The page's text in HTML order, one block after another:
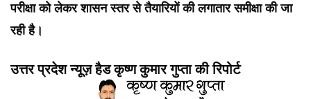
परीक्षा को लेकर शासन स्तर से तैयारियों की लगातार समीक्षा की जा
रही है।
उत्तर प्रदेश न्यूज़ हैड कृष्ण कुमार गुप्ता की रिपोर्ट